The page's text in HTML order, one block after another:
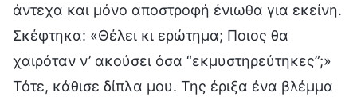
άντεχα και μόνο αποστροφή ένιωθα για εκείνη.
Σκέφτηκα: «Θέλει κι ερώτημα; Ποιος θα
χαιρόταν ν’ ακούσει όσα “εκμυστηρεύτηκες”;»
Τότε, κάθισε δίπλα μου. Της έριξα ένα βλέμμα